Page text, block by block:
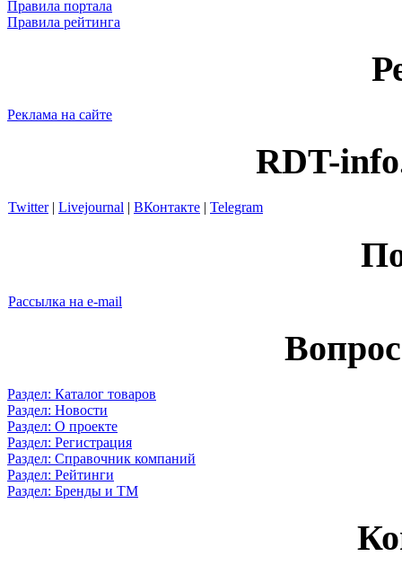
Правила портала
Правила рейтинга
Реклама на сайте
RDT-
Twitter| Livejournal | ВКонтакте | Telegram
Рассылка на e-mail
Раздел: Каталог товаров
Раздел: Новости
Раздел: О проекте
Раздел: Регистрация
Раздел: Справочник компаний
Раздел: Рейтинги
Раздел: Бренды и ТМ